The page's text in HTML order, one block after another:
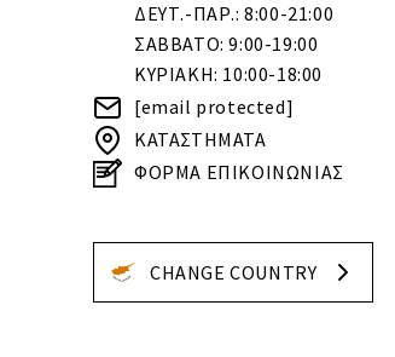
ΔΕΥΤ.-ΠΑΡ.: 8:00-21:00
ΣΑΒΒΑΤΟ: 9:00-19:00
ΚΥΡΙΑΚΗ: 10:00-18:00
[email protected]
ΚΑΤΑΣΤΗΜΑΤΑ
ΦΟΡΜΑ ΕΠΙΚΟΙΝΩΝΙΑΣ
CHANGE COUNTRY